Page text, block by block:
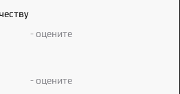
- оцените
- оцените